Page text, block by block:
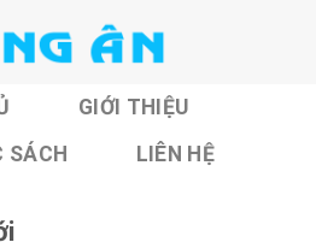
GIỚI THIỆU
SÁCH
LIÊN HỆ